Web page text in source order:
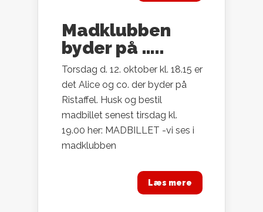
Madklubben
byder på …..
Torsdag d. 12. oktober kl. 18.15 er
det Alice og co. der byder på
Ristaffel. Husk og bestil
madbillet senest tirsdag kl.
19.00 her: MADBILLET -vi ses i
madklubben
Læs mere